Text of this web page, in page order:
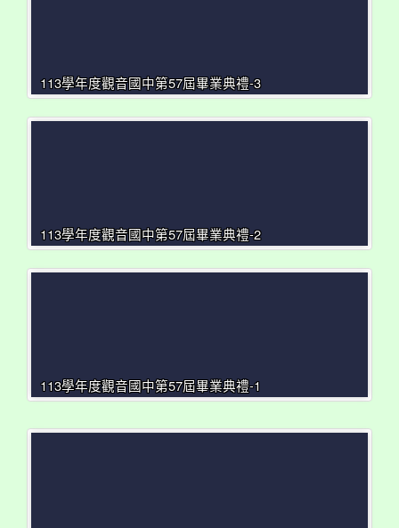
113學年度觀音國中第57屆畢業典禮-3
113學年度觀音國中第57屆畢業典禮-2
113學年度觀音國中第57屆畢業典禮-1